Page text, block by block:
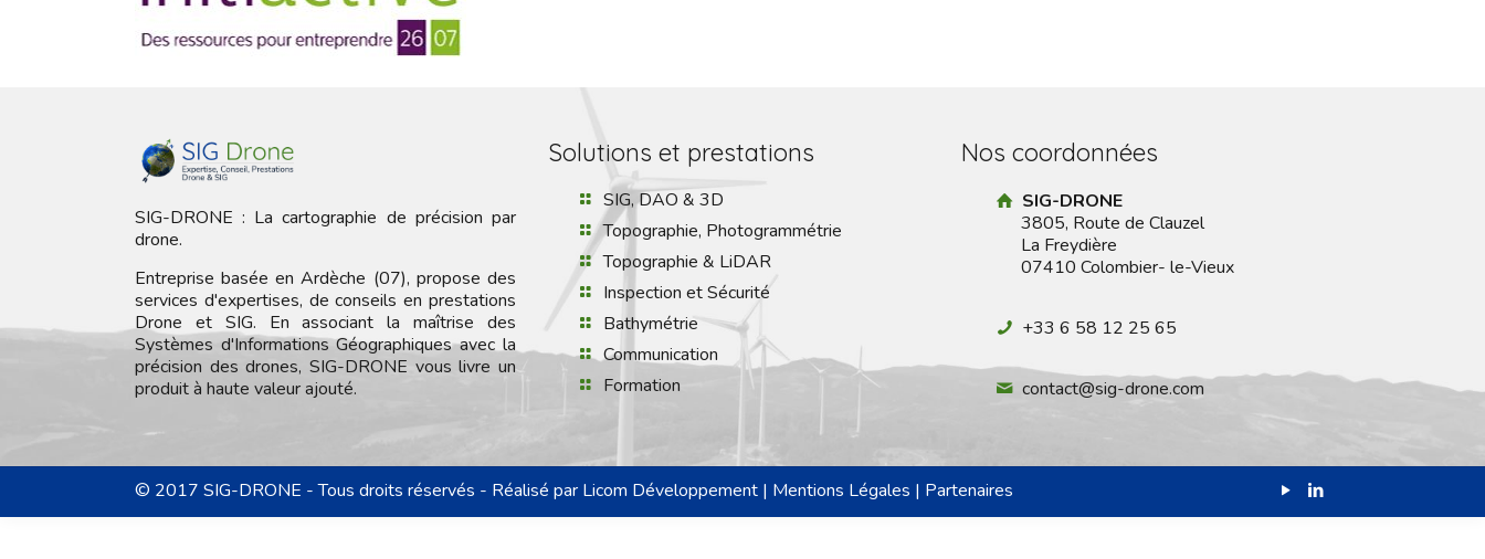
SIG-DRONE : La cartographie de précision par
drone.
Entreprise basée en Ardèche (07), propose des
services d'expertises, de conseils en prestations
Drone et SIG. En associant la maîtrise des
Systèmes d'Informations Géographiques avec la
précision des drones, SIG-DRONE vous livre un
produit à haute valeur ajouté.
Solutions et prestations
SIG, DAO & 3D
Topographie, Photogrammétrie
Topographie & LiDAR
Inspection et Sécurité
Bathymétrie
Communication
Formation
Nos coordonnées
SIG-DRONE
3805, Route de Clauzel
La Freydière
07410 Colombier- le-Vieux
+33 6 58 12 25 65
contact@sig-drone.com
© 2017 SIG-DRONE - Tous droits réservés - Réalisé par Licom Développement | Mentions Légales | Partenaires